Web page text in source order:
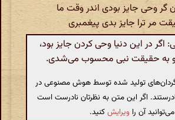
گر وحی جایز بودی اندر وقت ما
مر ترا جایز بدی پیغمبری
در این دنیا وحی کردن جایز بود،
تو به حقیقت نبی محسوب می‌شدی.
تولید شده توسط هوش مصنوعی در
اگر این متن به نظرتان نادرست است
می‌توانید آن را ویرایشکنید.